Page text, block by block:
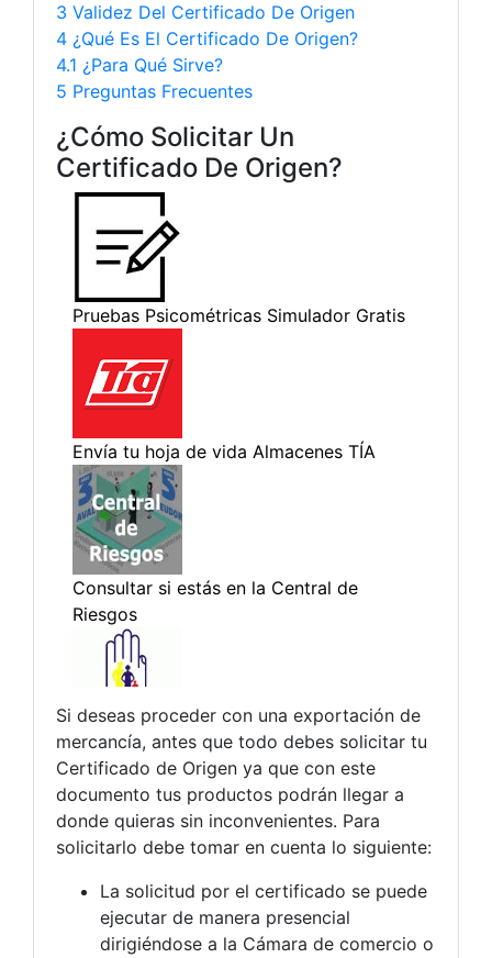
3 Validez Del Certificado De Origen
4 ¿Qué Es El Certificado De Origen?
4.1 ¿Para Qué Sirve?
5 Preguntas Frecuentes
¿Cómo Solicitar Un
Certificado De Origen?
Si deseas proceder con una exportación de
mercancía, antes que todo debes solicitar tu
Certificado de Origen ya que con este
documento tus productos podrán llegar a
donde quieras sin inconvenientes. Para
solicitarlo debe tomar en cuenta lo siguiente:
La solicitud por el certificado se puede
ejecutar de manera presencial
dirigiéndose a la Cámara de comercio o